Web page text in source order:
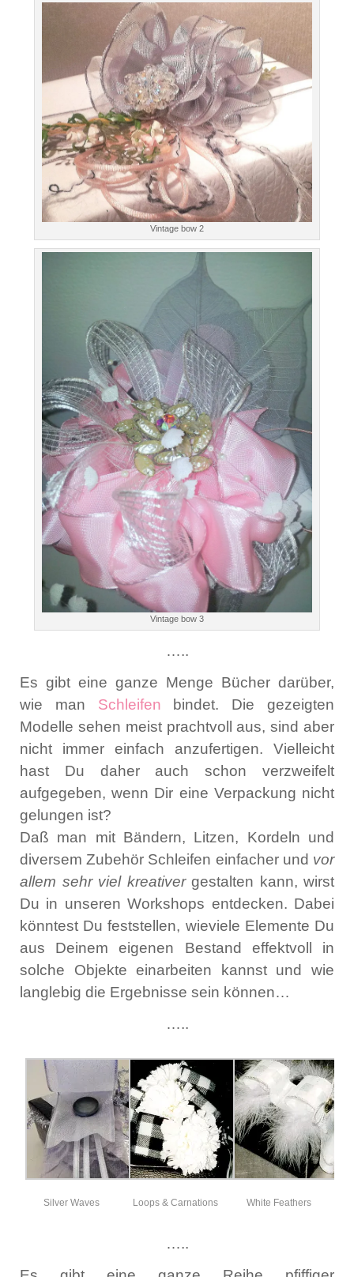
Vintage bow 2
Vintage bow 3
…..
Es gibt eine ganze Menge Bücher darüber,
wie man Schleifen bindet. Die gezeigten
Modelle sehen meist prachtvoll aus, sind aber
nicht immer einfach anzufertigen. Vielleicht
hast Du daher auch schon verzweifelt
aufgegeben, wenn Dir eine Verpackung nicht
gelungen ist?
Daß man mit Bändern, Litzen, Kordeln und
diversem Zubehör Schleifen einfacher und vor
allem sehr viel kreativergestalten kann, wirst
Du in unseren Workshops entdecken. Dabei
könntest Du feststellen, wieviele Elemente Du
aus Deinem eigenen Bestand effektvoll in
solche Objekte einarbeiten kannst und wie
langlebig die Ergebnisse sein können…
…..
Silver Waves Loops & Carnations White Feathers
…..